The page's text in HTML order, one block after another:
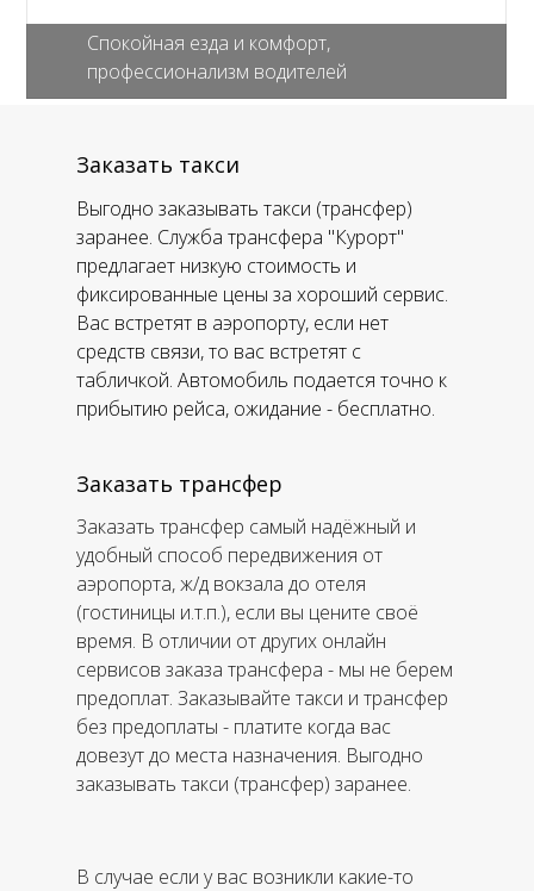
Спокойная езда и комфорт,
профессионализм водителей
Заказать трансфер самый надёжный и
удобный способ передвижения от
аэропорта, ж/д вокзала до отеля
(гостиницы и.т.п.), если вы цените своё
время. В отличии от других онлайн
сервисов заказа трансфера - мы не берем
предоплат. Заказывайте такси и трансфер
без предоплаты - платите когда вас
довезут до места назначения. Выгодно
заказывать такси (трансфер) заранее.
Заказать трансфер
Выгодно заказывать такси (трансфер)
заранее. Служба трансфера "Курорт"
предлагает низкую стоимость и
фиксированные цены за хороший сервис.
Вас встретят в аэропорту, если нет
средств связи, то вас встретят с
табличкой. Автомобиль подается точно к
прибытию рейса, ожидание - бесплатно.
Заказать такси
В случае если у вас возникли какие-то